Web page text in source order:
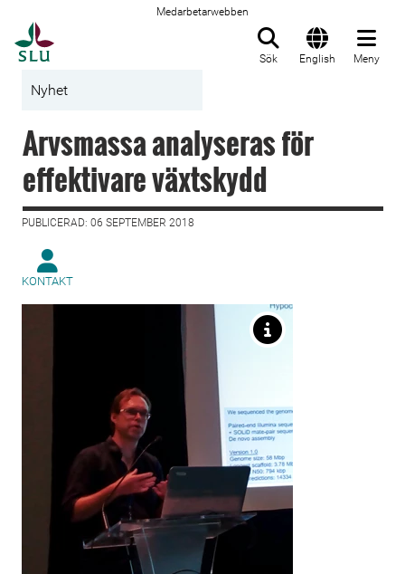
Medarbetarwebben
Sök English Meny
Nyhet
Arvsmassa analyseras för
effektivare växtskydd
PUBLICERAD: 06 SEPTEMBER 2018
KONTAKT